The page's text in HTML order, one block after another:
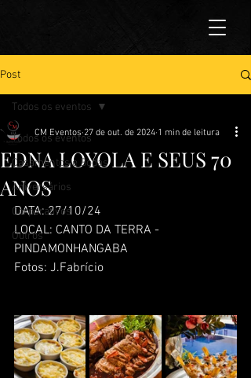
Post
Todos os eventos
Casamentos e Bodas
Aniversários
Corporativos
Outros
Todos os eventos
EDNA LOYOLA E SEUS 70
ANOS
CM Eventos 27 de out. de 2024 1 min de leitura
DATA: 27/10/24
LOCAL: CANTO DA TERRA -
PINDAMONHANGABA
Fotos: J.Fabrício